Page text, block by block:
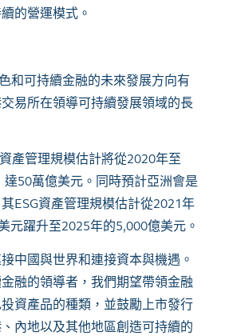
的營運模式。
和可持續金融的未來發展方向有
易所在領導可持續發展領域的長
資產管理規模估計將從2020年至
達50萬億美元。同時預計亞洲會是
ESG資產管理規模估計從2021年
元躍升至2025年的5,000億美元。
中國與世界和連接資本與機遇。
融的領導者，我們期望帶領金融
資產品的種類，並鼓勵上市發行
內地以及其他地區創造可持續的